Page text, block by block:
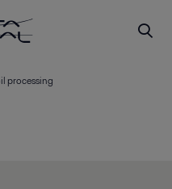
processing